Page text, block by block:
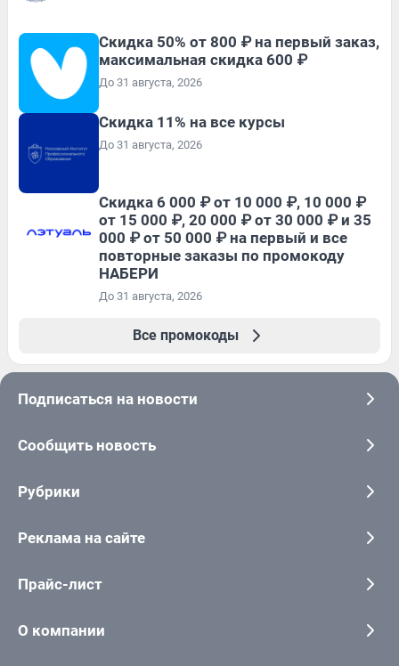
Скидка 50% от 800 ₽ на первый заказ,
максимальная скидка 600 ₽
До 31 августа, 2026
Скидка 11% на все курсы
До 31 августа, 2026
Скидка 6 000 ₽ от 10 000 ₽, 10 000 ₽
от 15 000 ₽, 20 000 ₽ от 30 000 ₽ и 35
000 ₽ от 50 000 ₽ на первый и все
повторные заказы по промокоду
НАБЕРИ
До 31 августа, 2026
Все промокоды
Подписаться на новости
Сообщить новость
Рубрики
Реклама на сайте
Прайс-лист
О компании